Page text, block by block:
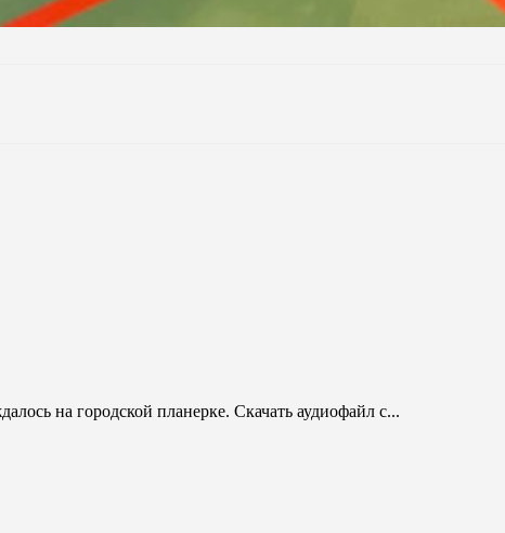
на городской планерке. Скачать аудиофайл с...